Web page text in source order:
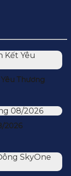
Thương
2026